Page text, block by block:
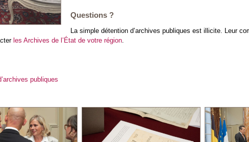
Questions ?
La simple détention d’archives publiques est illicite. Leur
les Archives de l’État de votre région.
publiques